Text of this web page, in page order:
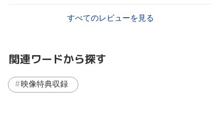
すべてのレビューを見る
関連ワードから探す
映像特典収録